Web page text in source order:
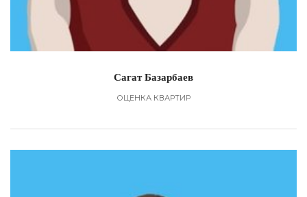
Сагат Базарбаев
ОЦЕНКА КВАРТИР